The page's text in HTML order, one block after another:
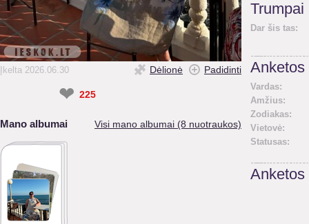
Įkelta 2026.06.30 Dėlionė Padidinti
❤ 225
Mano albumai Visi mano albumai (8 nuotraukos)
Trumpai
Dar šis tas:
Anketos
Vardas:
Amžius:
Zodiakas:
Vietovė:
Statusas:
Anketos